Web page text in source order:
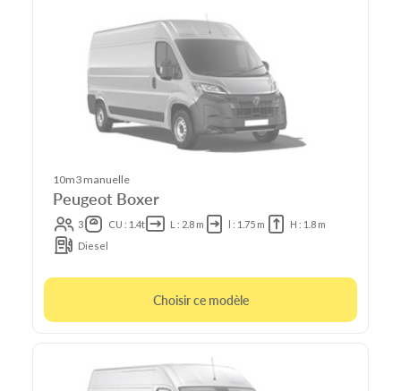
10m3 manuelle
Peugeot Boxer
3 CU : 1.4t L : 2.8 m l : 1.75 m
H : 1.8 m
Diesel
Choisir ce modèle